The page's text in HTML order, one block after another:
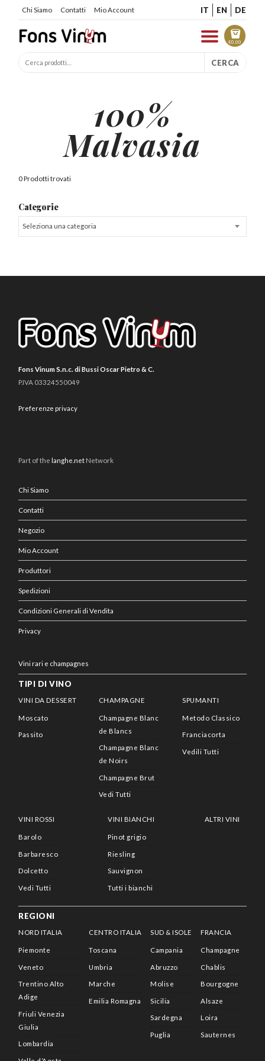
Chi Siamo Contatti Mio Account IT EN DE
€0.00
CERCA
100%
Malvasia
0 Prodotti trovati
Categorie
Seleziona una categoria
Fons Vinum S.n.c. di Bussi Oscar Pietro & C.
P.IVA 03324550049
Preferenze privacy
Part of the langhe.net Network
Chi Siamo
Contatti
Negozio
Mio Account
Produttori
Spedizioni
Condizioni Generali di Vendita
Privacy
Vini rari e champagnes
TIPI DI VINO
VINI DA DESSERT
Moscato
Passito
CHAMPAGNE
Champagne Blanc
de Blancs
Champagne Blanc
de Noirs
Champagne Brut
Vedi Tutti
SPUMANTI
Metodo Classico
Franciacorta
Vedili Tutti
VINI ROSSI
Barolo
Barbaresco
Dolcetto
Vedi Tutti
VINI BIANCHI
Pinot grigio
Riesling
Sauvignon
Tutti i bianchi
ALTRI VINI
REGIONI
NORD ITALIA
Piemonte
Veneto
Trentino Alto
Adige
Friuli Venezia
Giulia
Lombardia
CENTRO ITALIA
Toscana
Umbria
Marche
Emilia Romagna
SUD & ISOLE
Campania
Abruzzo
Molise
Sicilia
Sardegna
Puglia
FRANCIA
Champagne
Chablis
Bourgogne
Alsaze
Loira
Sauternes